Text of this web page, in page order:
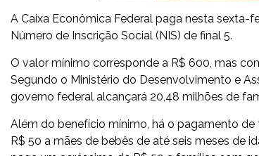
A Caixa Econômica Federal paga nesta sexta-
Número de Inscrição Social (NIS) de final 5.
O valor mínimo corresponde a R$ 600, mas
Segundo o Ministério do Desenvolvimento e
governo federal alcançará 20,48 milhões de
Além do benefício mínimo, há o pagamento de
R$ 50 a mães de bebês de até seis meses de